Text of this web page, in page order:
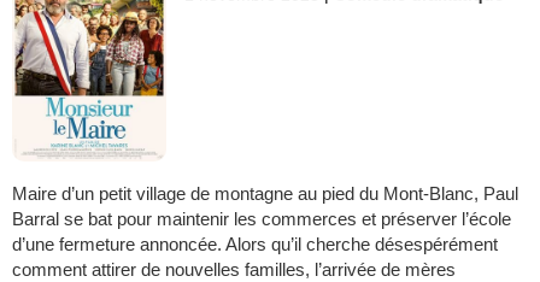
Maire d’un petit village de montagne au pied du Mont-Blanc, Paul
Barral se bat pour maintenir les commerces et préserver l’école
d’une fermeture annoncée. Alors qu’il cherche désespérément
comment attirer de nouvelles familles, l’arrivée de mères